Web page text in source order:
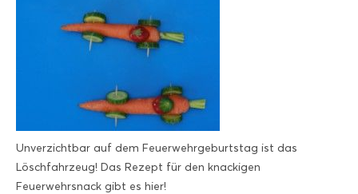
Unverzichtbar auf dem Feuerwehrgeburtstag ist das
Löschfahrzeug! Das Rezept für den knackigen
Feuerwehrsnack gibt es hier!